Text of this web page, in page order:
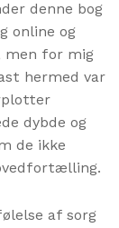
denne bog
online og
men for mig
hermed var
dybde og
de ikke
af sorg